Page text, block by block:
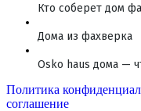
Кто соберет дом
Дома из фахверка
Osko haus дома —
Политика
соглашение